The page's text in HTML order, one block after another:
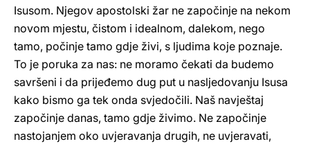
Isusom. Njegov apostolski žar ne započinje na nekom
novom mjestu, čistom i idealnom, dalekom, nego
tamo, počinje tamo gdje živi, s ljudima koje poznaje.
To je poruka za nas: ne moramo čekati da budemo
savršeni i da prijeđemo dug put u nasljedovanju Isusa
kako bismo ga tek onda svjedočili. Naš navještaj
započinje danas, tamo gdje živimo. Ne započinje
nastojanjem oko uvjeravanja drugih, ne uvjeravati,